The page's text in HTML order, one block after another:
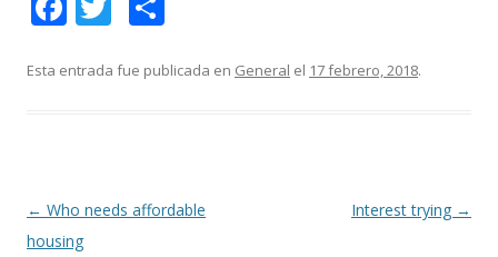
e
k
itt m
r
Esta entrada fue publicada en General el 17 febrero, 2018.
Navegación
de
← Who needs affordable
housing
Interest trying →